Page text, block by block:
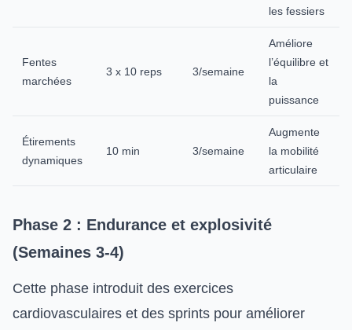
les fessiers
Fentes
marchées
3 x 10 reps 3/semaine
Améliore
l’équilibre et
la
puissance
Étirements
dynamiques
10 min 3/semaine
Augmente
la mobilité
articulaire
Phase 2 : Endurance et explosivité
(Semaines 3-4)
Cette phase introduit des exercices
cardiovasculaires et des sprints pour améliorer